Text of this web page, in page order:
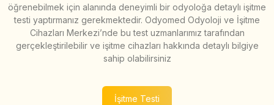
öğrenebilmek için alanında deneyimli bir odyoloğa detaylı işitme
testi yaptırmanız gerekmektedir. Odyomed Odyoloji ve İşitme
Cihazları Merkezi’nde bu test uzmanlarımız tarafından
gerçekleştirilebilir ve işitme cihazları hakkında detaylı bilgiye
sahip olabilirsiniz
İşitme Testi